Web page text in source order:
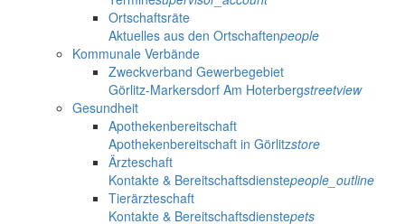
Ortschaftsräte
Aktuelles aus den Ortschaftenpeople
Kommunale Verbände
Zweckverband Gewerbegebiet
Görlitz-Markersdorf Am Hoterbergstreetview
Gesundheit
Apothekenbereitschaft
Apothekenbereitschaft in Görlitzstore
Ärzteschaft
Kontakte & Bereitschaftsdienstepeople_outline
Tierärzteschaft
Kontakte & Bereitschaftsdienstepets